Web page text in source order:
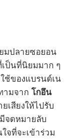
ยมปลายซอยอน
เป็นที่นิยมมาก ๆ
ใช้ของแบรนด์เน
ามจาก โกอึน
เสียงให้ไปรับ
จดหมายลับ
จที่จะเข้าร่วม